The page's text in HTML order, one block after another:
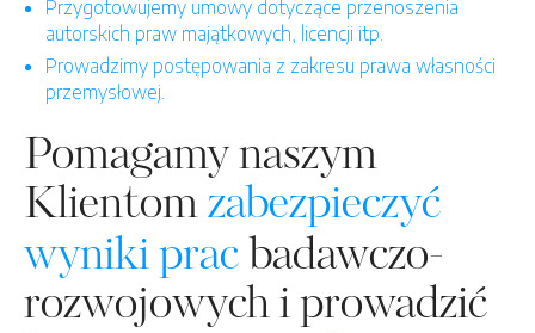
Przygotowujemy umowy dotyczące przenoszenia
autorskich praw majątkowych, licencji itp.
Prowadzimy postępowania z zakresu prawa własności
przemysłowej.
Pomagamy naszym
Klientom zabezpieczyć
wyniki prac badawczo-
rozwojowych i prowadzić